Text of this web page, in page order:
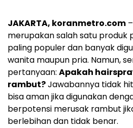
JAKARTA, koranmetro.com
merupakan salah satu produk
paling populer dan banyak
wanita maupun pria. Namun,
pertanyaan: Apakah
rambut?Jawabannya tidak
bisa aman jika digunakan
berpotensi merusak rambut
berlebihan dan tidak benar.